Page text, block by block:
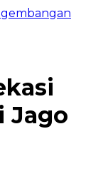
Jago